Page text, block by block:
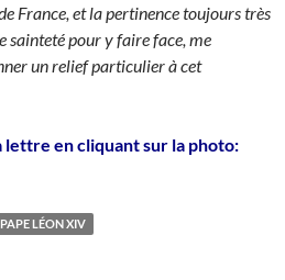
France, et la pertinence toujours très
sainteté pour y faire face, me
un relief particulier à cet
lettre en cliquant sur la photo:
PAPE LÉON XIV